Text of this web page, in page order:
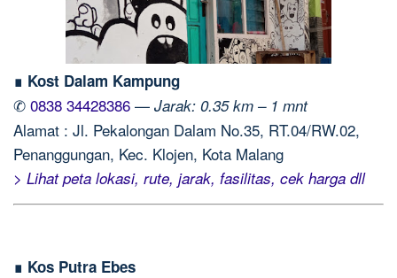
∎ Kost Dalam Kampung
✆ 0838 34428386 — Jarak: 0.35 km – 1 mnt
Alamat : Jl. Pekalongan Dalam No.35, RT.04/RW.02,
Penanggungan, Kec. Klojen, Kota Malang
> Lihat peta lokasi, rute, jarak, fasilitas, cek harga dll
∎ Kos Putra Ebes